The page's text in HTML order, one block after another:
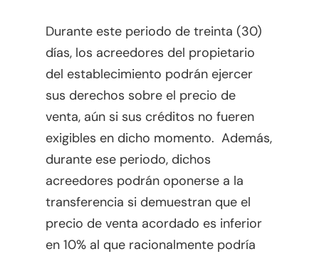
Durante este periodo de treinta (30)
días, los acreedores del propietario
del establecimiento podrán ejercer
sus derechos sobre el precio de
venta, aún si sus créditos no fueren
exigibles en dicho momento. Además,
durante ese periodo, dichos
acreedores podrán oponerse a la
transferencia si demuestran que el
precio de venta acordado es inferior
en 10% al que racionalmente podría